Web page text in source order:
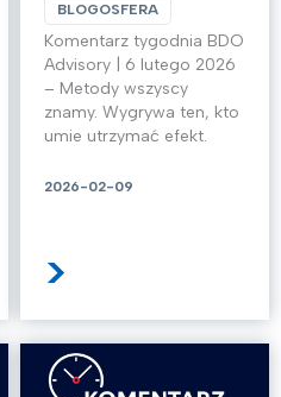
BLOGOSFERA
Komentarz tygodnia BDO
Advisory | 6 lutego 2026
– Metody wszyscy
znamy. Wygrywa ten, kto
umie utrzymać efekt.
2026-02-09
>